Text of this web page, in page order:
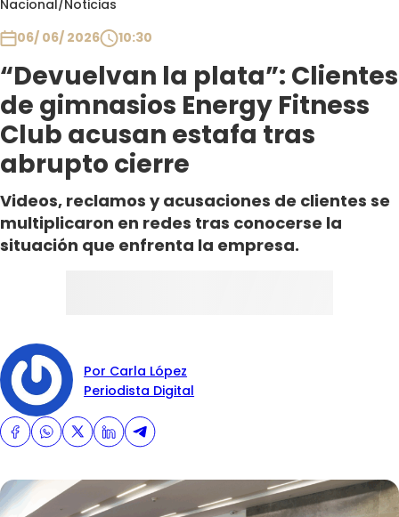
Nacional/Noticias
06/ 06/ 2026
10:30
“Devuelvan la plata”: Clientes
de gimnasios Energy Fitness
Club acusan estafa tras
abrupto cierre
Videos, reclamos y acusaciones de clientes se
multiplicaron en redes tras conocerse la
situación que enfrenta la empresa.
Por Carla López
Periodista Digital
Club De La Comedia
Contigo en Directo
Plan Perfecto
El Tiempo
Sabingo
Todos Los Programas